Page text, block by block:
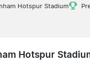
Hotspur Stadium
Hotspur